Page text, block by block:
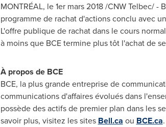
MONTRÉAL, le 1er mars 2018 /CNW Telbec/ -
programme de rachat d'actions conclu avec
L'offre publique de rachat dans le cours
à moins que BCE termine plus tôt l'achat de
À propos de BCE
BCE, la plus grande entreprise de
communications d'affaires évolués dans
possède des actifs de premier plan dans les
savoir plus, visitez les sites Bell.ca ou BCE.ca.